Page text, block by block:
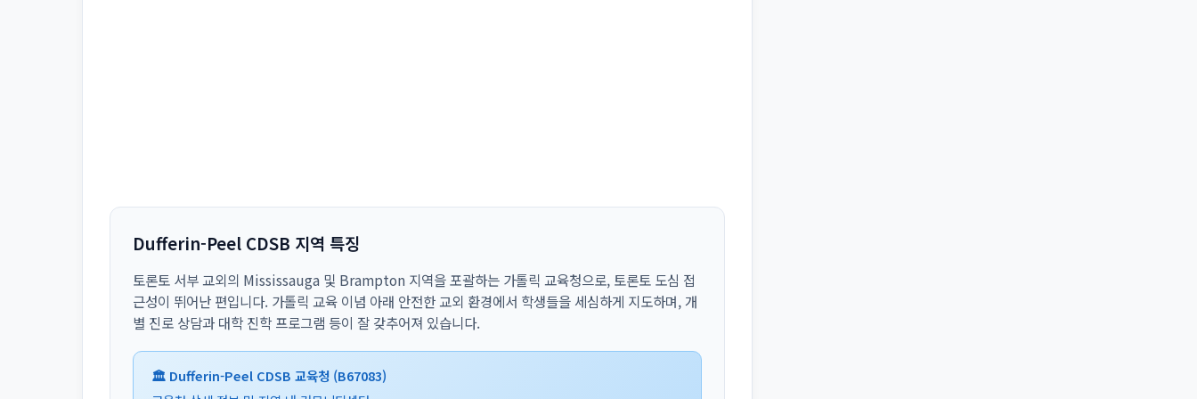
Dufferin-Peel CDSB 지역 특징
토론토 서부 교외의 Mississauga 및 Brampton 지역을 포괄하는 가톨릭 교육청으로, 토론토 도심 접
근성이 뛰어난 편입니다. 가톨릭 교육 이념 아래 안전한 교외 환경에서 학생들을 세심하게 지도하며, 개
별 진로 상담과 대학 진학 프로그램 등이 잘 갖추어져 있습니다.
🏛️ Dufferin-Peel CDSB 교육청 (B67083)